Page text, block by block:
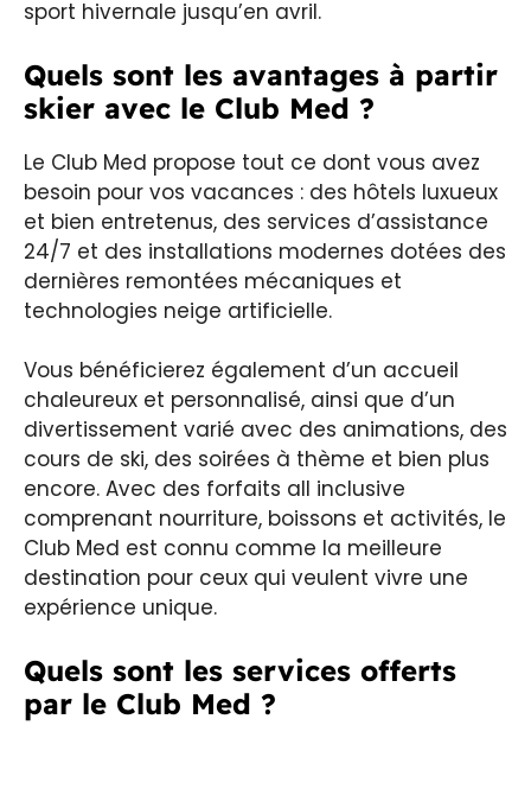
sport hivernale jusqu’en avril.
Quels sont les avantages à partir
skier avec le Club Med ?
Le Club Med propose tout ce dont vous avez
besoin pour vos vacances : des hôtels luxueux
et bien entretenus, des services d’assistance
24/7 et des installations modernes dotées des
dernières remontées mécaniques et
technologies neige artificielle.
Vous bénéficierez également d’un accueil
chaleureux et personnalisé, ainsi que d’un
divertissement varié avec des animations, des
cours de ski, des soirées à thème et bien plus
encore. Avec des forfaits all inclusive
comprenant nourriture, boissons et activités, le
Club Med est connu comme la meilleure
destination pour ceux qui veulent vivre une
expérience unique.
Quels sont les services offerts
par le Club Med ?